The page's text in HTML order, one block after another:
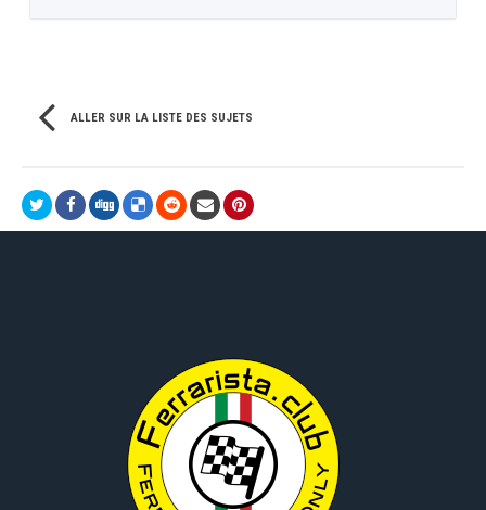
ALLER SUR LA LISTE DES SUJETS